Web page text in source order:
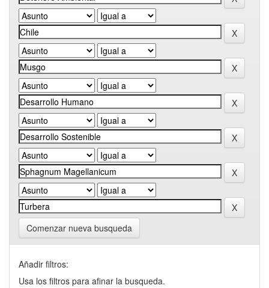
Comenzar nueva busqueda
Añadir filtros:
Usa los filtros para afinar la busqueda.